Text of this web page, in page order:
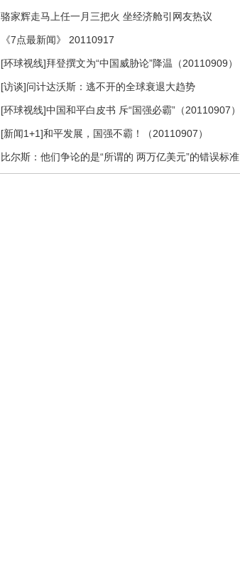
骆家辉走马上任一月三把火 坐经济舱引网友热议
《7点最新闻》 20110917
[环球视线]拜登撰文为“中国威胁论”降温（20110909）
[访谈]问计达沃斯：逃不开的全球衰退大趋势
[环球视线]中国和平白皮书 斥“国强必霸”（20110907）
[新闻1+1]和平发展，国强不霸！（20110907）
比尔斯：他们争论的是“所谓的 两万亿美元”的错误标准